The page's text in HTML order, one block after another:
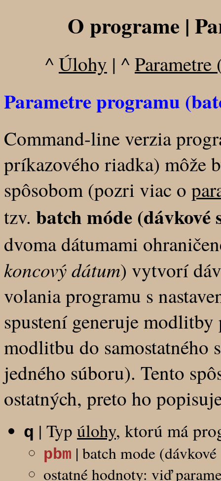
O programe |
^Úlohy | ^Parametre
Parametre programu
Command-line verzia
príkazového riadka) môže
spôsobom (pozri viac o
tzv. batch móde (dávkové
dvoma dátumami
koncový dátum) vytvorí
volania programu s
spustení generuje
modlitbu do
jedného súboru). Tento
ostatných, preto ho
q | Typ úlohy, ktorú má
pbm | batch mode
ostatné hodnoty: viď